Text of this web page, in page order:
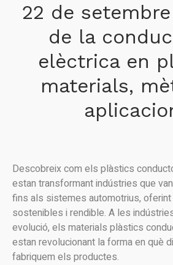
22 de
de la
elèctrica en
materials,
Descobreix com els plàstics
estan transformant indústries que
fins als sistemes automotrius,
sostenibles i rendible. A les
evolució, els materials plàstics
estan revolucionant la forma en què
fabriquem els productes.